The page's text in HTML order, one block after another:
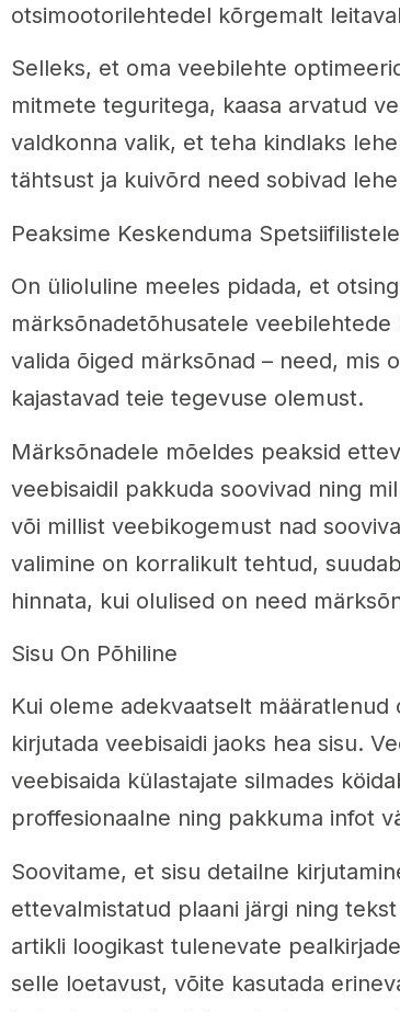
otsimootorilehtedel kõrgemalt
Selleks, et oma veebilehte
mitmete teguritega, kaasa arvatud
valdkonna valik, et teha kindlaks
tähtsust ja kuivõrd need sobivad
Peaksime Keskenduma
On ülioluline meeles pidada, et
märksõnadetõhusatele
valida õiged märksõnad – need, mis
kajastavad teie tegevuse olemust.
Märksõnadele mõeldes peaksid
veebisaidil pakkuda soovivad ning
või millist veebikogemust nad
valimine on korralikult tehtud,
hinnata, kui olulised on need
Sisu On Põhiline
Kui oleme adekvaatselt määratlenud
kirjutada veebisaidi jaoks hea sisu.
veebisaida külastajate silmades
proffesionaalne ning pakkuma infot
Soovitame, et sisu detailne
ettevalmistatud plaani järgi ning
artikli loogikast tulenevate
selle loetavust, võite kasutada